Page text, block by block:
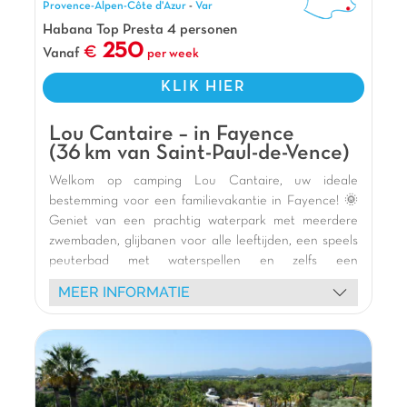
Pluspunten
18 km van de stranden van Cannes en Antibes
10 km van Grasse (Wereldhoofdstad van de
Provence-Alpen-Côte d'Azur - Var
Habana Top Presta 4 personen
Vanaf
250 per week
KLIK HIER
Lou Cantaire – in Fayence
(36 km van Saint-Paul-de-Vence)
Welkom op camping Lou Cantaire, uw ideale
bestemming voor een familievakantie in Fayence! 🌞
Geniet van een prachtig waterpark met meerdere
zwembaden, glijbanen voor alle leeftijden, een speels
peuterbad met waterspellen en zelfs een
ontspannend bubbelbad. 🏊 Kinderen zullen dol zijn
op onze moderne en veilige speeltuinen, inclusief een
comfortabele stacaravans met overdekt terras,
perfect voor buitenmaaltijden. 🏕️ Geniet van
heerlijke gerechten op het schaduwrijke terras van
ons restaurant. 🍽️ Activiteiten zoals boogschieten en
MEER INFORMATIE